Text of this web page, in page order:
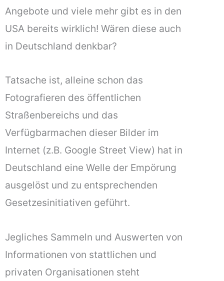
Angebote und viele mehr gibt es in den
USA bereits wirklich! Wären diese auch
in Deutschland denkbar?
Tatsache ist, alleine schon das
Fotografieren des öffentlichen
Straßenbereichs und das
Verfügbarmachen dieser Bilder im
Internet (z.B. Google Street View) hat in
Deutschland eine Welle der Empörung
ausgelöst und zu entsprechenden
Gesetzesinitiativen geführt.
Jegliches Sammeln und Auswerten von
Informationen von stattlichen und
privaten Organisationen steht